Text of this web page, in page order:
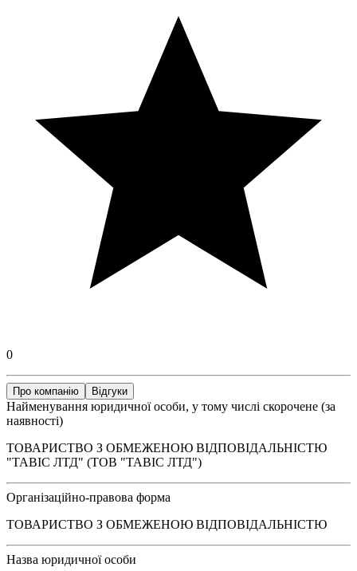
0
Про компанію Відгуки
Найменування юридичної особи, у тому числі скорочене (за
наявності)
ТОВАРИСТВО З ОБМЕЖЕНОЮ ВІДПОВІДАЛЬНІСТЮ
"ТАВІС ЛТД" (ТОВ "ТАВІС ЛТД")
Організаційно-правова форма
ТОВАРИСТВО З ОБМЕЖЕНОЮ ВІДПОВІДАЛЬНІСТЮ
Назва юридичної особи